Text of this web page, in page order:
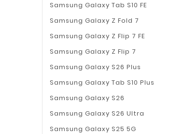
Samsung Galaxy Tab S10 FE
Samsung Galaxy Z Fold 7
Samsung Galaxy Z Flip 7 FE
Samsung Galaxy Z Flip 7
Samsung Galaxy S26 Plus
Samsung Galaxy Tab S10 Plus
Samsung Galaxy S26
Samsung Galaxy S26 Ultra
Samsung Galaxy S25 5G